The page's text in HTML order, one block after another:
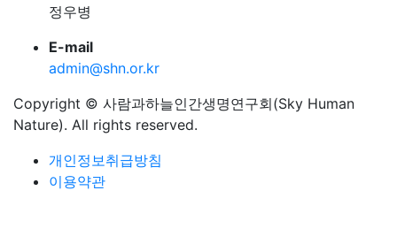
정우병
E-mail
admin@shn.or.kr
Copyright © 사람과하늘인간생명연구회(Sky Human
Nature). All rights reserved.
개인정보취급방침
이용약관